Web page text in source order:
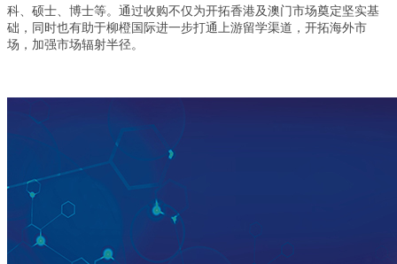
科、硕士、博士等。通过收购不仅为开拓香港及澳门市场奠定坚实基
础，同时也有助于柳橙国际进一步打通上游留学渠道，开拓海外市
场，加强市场辐射半径 。